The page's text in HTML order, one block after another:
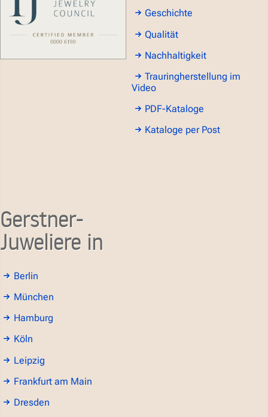
Geschichte
Qualität
Nachhaltigkeit
Trauringherstellung im
Video
PDF-Kataloge
Kataloge per Post
Gerstner-
Juweliere in
Berlin
München
Hamburg
Köln
Leipzig
Frankfurt am Main
Dresden